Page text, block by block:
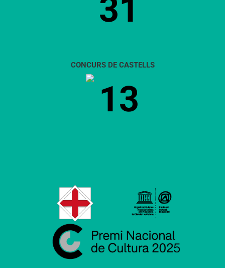
31
CONCURS DE CASTELLS
13